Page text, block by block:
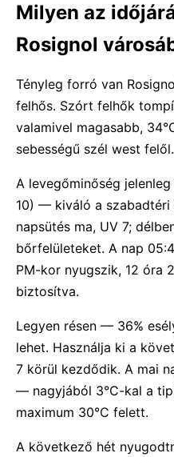
Milyen az
Rosignol
Tényleg forró van
felhős. Szórt felhők
valamivel magasabb,
sebességű szél west felől.
A levegőminőség jelenleg
10) — kiváló a szabadtéri
napsütés ma, UV 7;
bőrfelületeket. A nap
PM-kor nyugszik, 12 óra
biztosítva.
Legyen résen — 36%
lehet. Használja ki a
7 körül kezdődik. A mai
— nagyjából 3°C-kal a
maximum 30°C felett.
A következő hét